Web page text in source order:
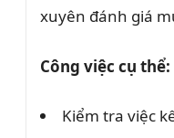
xuyên đánh giá
Công việc cụ thể:
Kiểm tra việc